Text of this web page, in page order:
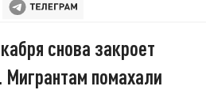
снова закроет
Мигрантам помахали